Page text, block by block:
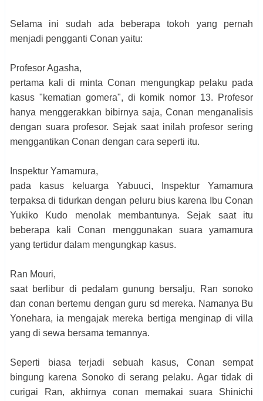
Selama ini sudah ada beberapa tokoh yang pernah
menjadi pengganti Conan yaitu:
Profesor Agasha,
pertama kali di minta Conan mengungkap pelaku pada
kasus "kematian gomera", di komik nomor 13. Profesor
hanya menggerakkan bibirnya saja, Conan menganalisis
dengan suara profesor. Sejak saat inilah profesor sering
menggantikan Conan dengan cara seperti itu.
Inspektur Yamamura,
pada kasus keluarga Yabuuci, Inspektur Yamamura
terpaksa di tidurkan dengan peluru bius karena Ibu Conan
Yukiko Kudo menolak membantunya. Sejak saat itu
beberapa kali Conan menggunakan suara yamamura
yang tertidur dalam mengungkap kasus.
Ran Mouri,
saat berlibur di pedalam gunung bersalju, Ran sonoko
dan conan bertemu dengan guru sd mereka. Namanya Bu
Yonehara, ia mengajak mereka bertiga menginap di villa
yang di sewa bersama temannya.
Seperti biasa terjadi sebuah kasus, Conan sempat
bingung karena Sonoko di serang pelaku. Agar tidak di
curigai Ran, akhirnya conan memakai suara Shinichi